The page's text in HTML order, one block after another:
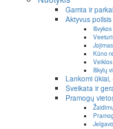
Gamta ir parkai
Aktyvus poilsis
Kūno
Iškylų
Lankomi ūkiai,
Sveikata ir
Pramogų